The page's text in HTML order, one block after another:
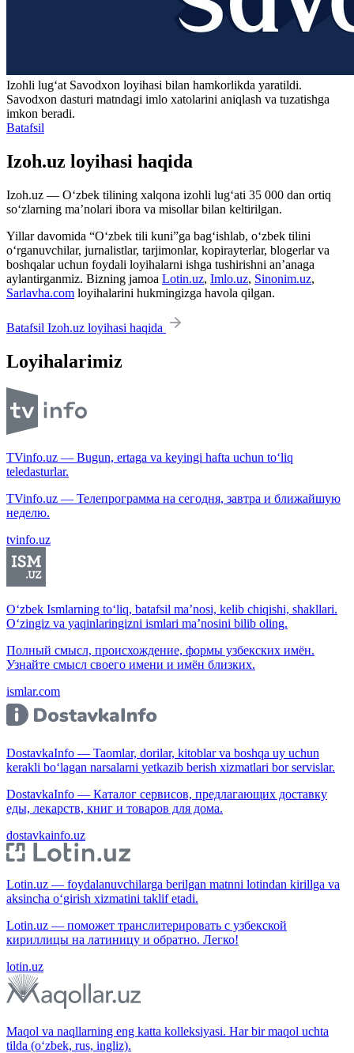
Izohli lugʻat Savodxon loyihasi bilan hamkorlikda yaratildi.
Savodxon dasturi matndagi imlo xatolarini aniqlash va tuzatishga
imkon beradi.
Batafsil
Izoh.uz loyihasi haqida
Izoh.uz — O‘zbek tilining xalqona izohli lug‘ati 35 000 dan ortiq
so‘zlarning ma’nolari ibora va misollar bilan keltirilgan.
Yillar davomida “O‘zbek tili kuni”ga bag‘ishlab, o‘zbek tilini
o‘rganuvchilar, jurnalistlar, tarjimonlar, kopirayterlar, blogerlar va
boshqalar uchun foydali loyihalarni ishga tushirishni an’anaga
aylantirganmiz. Bizning jamoa Lotin.uz, Imlo.uz, Sinonim.uz,
Sarlavha.com loyihalarini hukmingizga havola qilgan.
Batafsil Izoh.uz loyihasi haqida
Loyihalarimiz
TVinfo.uz — Bugun, ertaga va keyingi hafta uchun to‘liq
teledasturlar.
TVinfo.uz — Телепрограмма на сегодня, завтра и ближайшую
неделю.
tvinfo.uz
O‘zbek Ismlarning to‘liq, batafsil ma’nosi, kelib chiqishi, shakllari.
O‘zingiz va yaqinlaringizni ismlari ma’nosini bilib oling.
Полный смысл, происхождение, формы узбекских имён.
Узнайте смысл своего имени и имён близких.
ismlar.com
DostavkaInfo — Taomlar, dorilar, kitoblar va boshqa uy uchun
kerakli bo‘lagan narsalarni yetkazib berish xizmatlari bor servislar.
DostavkaInfo — Каталог сервисов, предлагающих доставку
еды, лекарств, книг и товаров для дома.
dostavkainfo.uz
Lotin.uz — foydalanuvchilarga berilgan matnni lotindan kirillga va
aksincha o‘girish xizmatini taklif etadi.
Lotin.uz — поможет транслитерировать с узбекской
кириллицы на латиницу и обратно. Легко!
lotin.uz
Maqol va naqllarning eng katta kolleksiyasi. Har bir maqol uchta
tilda (o‘zbek, rus, ingliz).